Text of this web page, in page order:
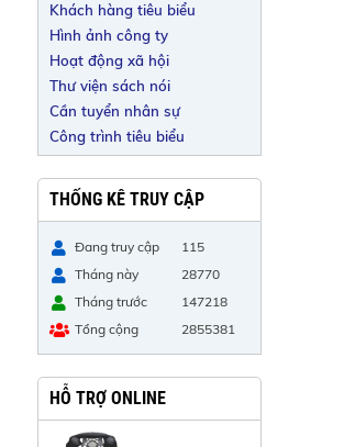
Khách hàng tiêu biểu
Hình ảnh công ty
Hoạt động xã hội
Thư viện sách nói
Cần tuyển nhân sự
Công trình tiêu biểu
THỐNG KÊ TRUY CẬP
Đang truy cập
115
Tháng này
28770
Tháng trước
147218
Tổng cộng
2855381
HỖ TRỢ ONLINE